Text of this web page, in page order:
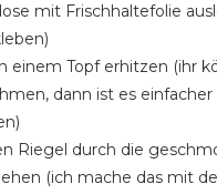
mit Frischhaltefolie
einem Topf erhitzen (ihr
dann ist es einfacher
Riegel durch die
(ich mache das mit